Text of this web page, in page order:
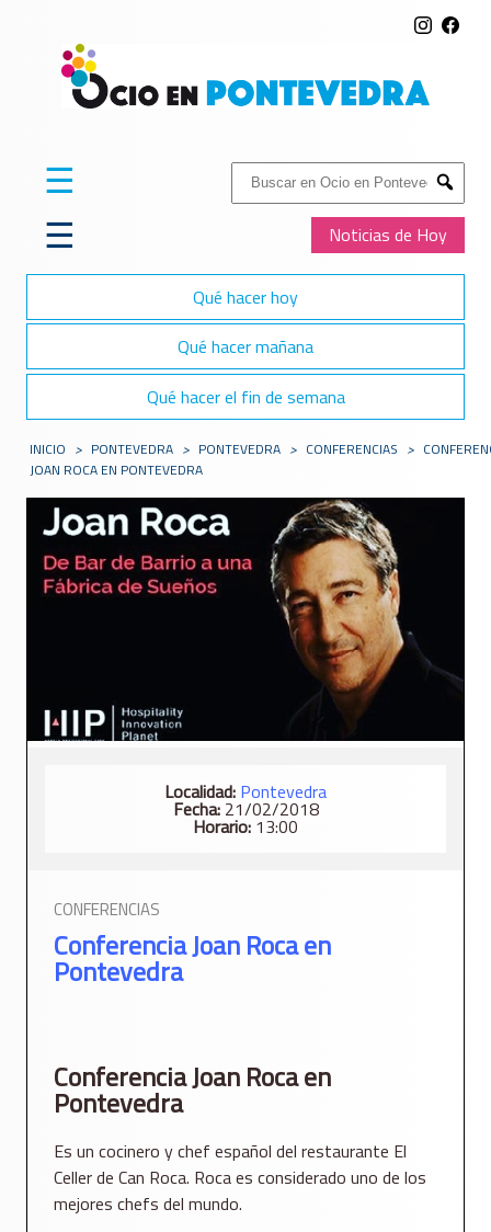
Buscar:
Submit
Noticias de Hoy
☰
☰
Qué hacer hoy
Qué hacer mañana
Qué hacer el fin de semana
INICIO > PONTEVEDRA > PONTEVEDRA > CONFERENCIAS >
JOAN ROCA EN PONTEVEDRA
Localidad: Pontevedra
Fecha:21/02/2018
Horario: 13:00
CONFERENCIAS
Conferencia Joan Roca en
Pontevedra
Conferencia Joan Roca en
Pontevedra
Es un cocinero y chef español del restaurante El
Celler de Can Roca. Roca es considerado uno de los
mejores chefs del mundo.